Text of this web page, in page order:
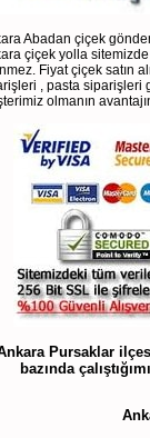
Abadan çiçek
çiçek yolla
Fiyat çiçek satın
, pasta siparişleri
olmanın
Pursaklar
bazında